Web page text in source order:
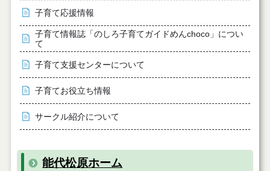
子育て応援情報
子育て情報誌「のしろ子育てガイドめんchoco」につい
て
子育て支援センターについて
子育てお役立ち情報
サークル紹介について
能代松原ホーム